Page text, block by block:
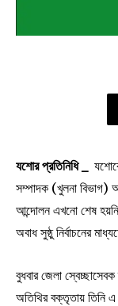
যশোর প্রতিনিধি _
সম্পাদক (খুলনা বিভাগ)
আন্দোলন এখনো শেষ
অবাধ সুষ্ঠু নির্বাচনের
বুধবার জেলা
অতিথির বক্তৃতায় তিনি